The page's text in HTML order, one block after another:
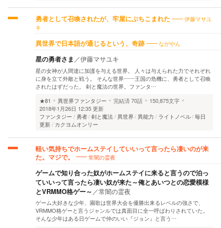
勇者として召喚されたが、牢屋にぶちこまれた
伊藤マサユ
キ
異世界で日本語が通じるという、奇跡 ながやん
星の勇者さま ／伊藤マサユキ
星の女神が人間達に加護を与える世界。 人々は与えられた力でそれぞれ
に身を立て外敵と戦う。 そんな世界――王国の危機に、勇者として召喚
されたはずだった。 剣と魔法の世界。ファンタ…
★81
異世界ファンタジー 完結済70話
150,875文字
2018年1月26日 12:35 更新
ファンタジー
勇者 剣と魔法 異世界 異能力 ライトノベル 毎日
更新
カクヨムオンリー
軽い気持ちでホームステイしていいって言ったら凄いのが来
た。マジで。
常闇の霊夜
ゲームで知り合った奴がホームステイに来ると言うので泊っ
ていいって言ったら凄い奴が来た～俺とあいつとの恋愛模様
とVRMMO格ゲー～ ／常闇の霊夜
ゲーム大好きな少年、園歌は世界大会を優勝出来るレベルの強さで、
VRMMO格ゲーと言うジャンルでは真面目に全一呼ばわりされていた。
そんな少年はある日ゲームで仲のいい『ジョン』と言う…